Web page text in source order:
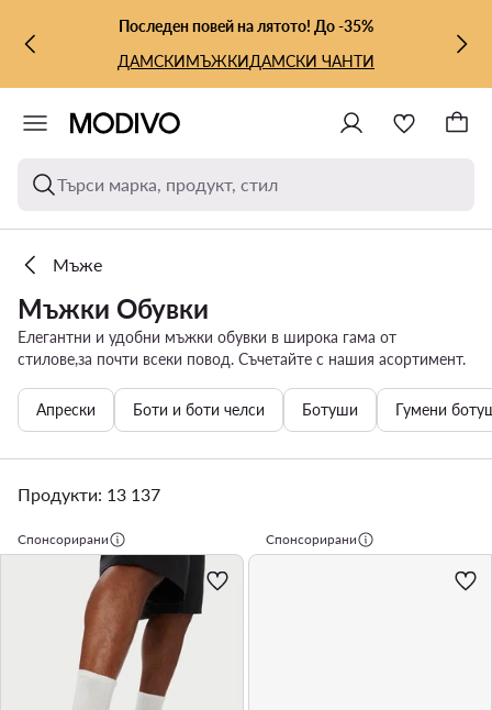
КЪМ ОСНОВНОТО СЪДЪРЖАНИЕ
КЪМ ТЪРСЕНЕПоследен повей на лятото! До -35%
ДАМСКИМЪЖКИДАМСКИ ЧАНТИ
Търси марка, продукт, стил
Мъже
Мъжки Обувки
Eлегантни и удобни мъжки обувки в широка гама от
стилове,за почти всеки повод. Съчетайте с нашия асортимент.
Апрески Боти и боти челси Ботуши Гумени
Продукти: 13 137
Спонсорирани Спонсорирани